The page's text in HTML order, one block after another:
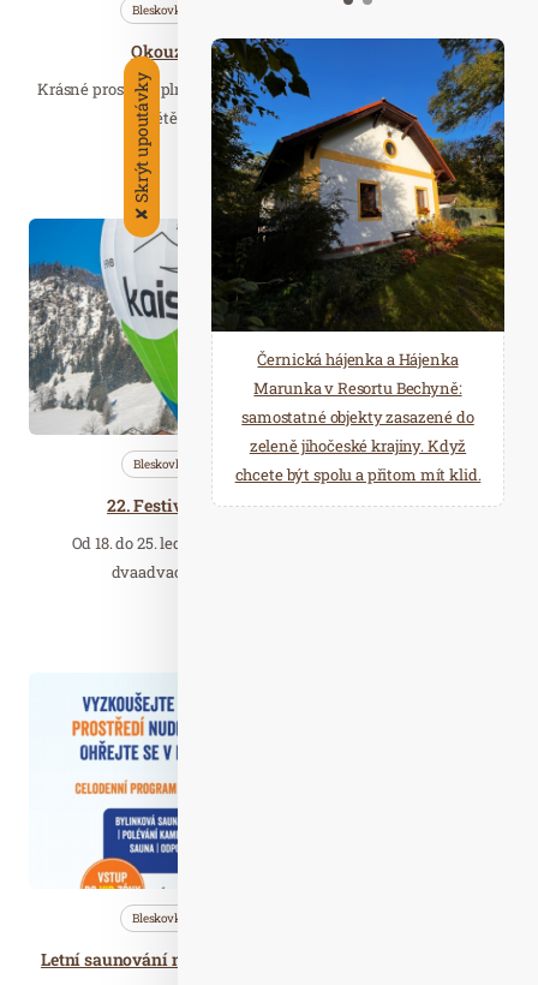
Bleskovky Saunování
Okouzlující vůně i špičkoví saunéři
Krásné prostředí plné nejrůznějších vůní v největším saunovém
světě u nás i ceremoniály v podání…
Číst celý článek
Bleskovky
22. Festival Kaiserwinkl Alpin Ballooning
Od 18. do 25. ledna 2025 proběhne v Kaiserwinklu už po
dvaadvacáté festival alpského balonového…
Lis. 28
2024
Bleskovky
✘
Skrýt upoutávky
Černická hájenka a Hájenka
Marunka v Resortu Bechyně:
samostatné objekty zasazené do
zeleně jihočeské krajiny. Když
chcete být spolu a přitom mít klid.